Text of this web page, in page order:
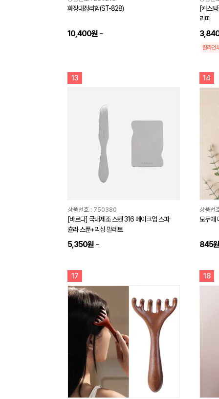
화장대정리함(ST-828)
10,400원 ~
[커스
리띠
칼라인
13
상품번호 : 750380
[바르다] 국내제조 스텐 316 메이크업 스파
츌라 스푼+믹싱 팔레트
5,350원 ~
14
상품번
모두애
845원
17 18